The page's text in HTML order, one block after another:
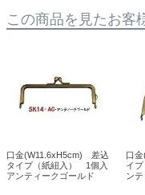
この商品を見たお客
口金(W11.6xH5cm) 差込
タイプ（紙紐入） 1個入
アンティークゴールド
口
イ
ン